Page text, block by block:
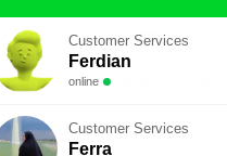
Umroh dan Cara
Harus Diwaspadai Jamaah
Scam saat Umroh
Customer Services
Ferdian
online
Customer Services
Ferra